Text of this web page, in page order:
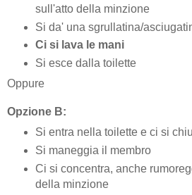
sull'atto della minzione
Si da' una sgrullatina/
Ci si lava le mani
Si esce dalla toilette
Oppure
Opzione B:
Si entra nella toilette e ci si
Si maneggia il membro
Ci si concentra, anche
della minzione